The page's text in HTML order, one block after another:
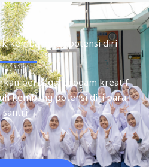
kembangkan potensi diri
berbagai progam kreatif
kembang potensi diri para
santri